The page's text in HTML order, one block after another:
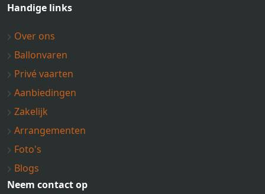
Handige links
Over ons
Ballonvaren
Privé vaarten
Aanbiedingen
Zakelijk
Arrangementen
Foto's
Blogs
Neem contact op